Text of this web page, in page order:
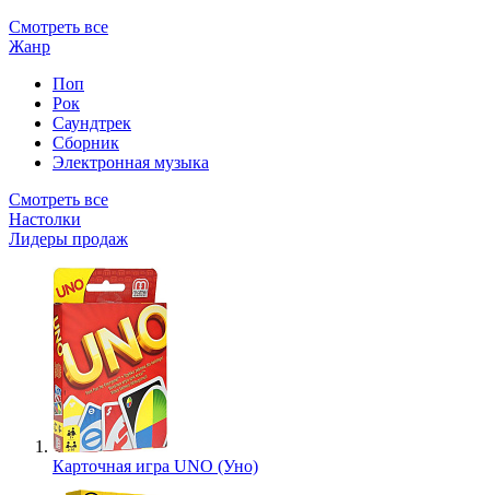
Смотреть все
Жанр
Поп
Рок
Саундтрек
Сборник
Электронная музыка
Смотреть все
Настолки
Лидеры продаж
Карточная игра UNO (Уно)